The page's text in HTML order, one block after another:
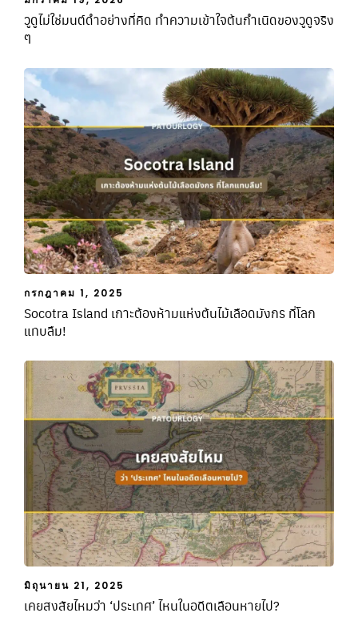
วูดูไม่ใช่มนต์ดำอย่างที่คิด ทำความเข้าใจต้นกำเนิดของวูดูจริง
ๆ
กรกฎาคม 1, 2025
Socotra Island เกาะต้องห้ามแห่งต้นไม้เลือดมังกร ที่โลก
แทบลืม!
มิถุนายน 21, 2025
เคยสงสัยไหมว่า ‘ประเทศ’ ไหนในอดีตเลือนหายไป?